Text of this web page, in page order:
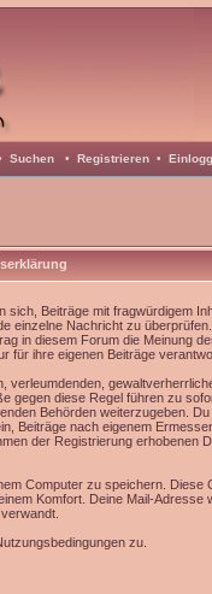
Suchen • Registrieren •
Beiträge mit fragwürdigem
einzelne Nachricht zu
in diesem Forum die Meinung
für ihre eigenen Beiträge
verleumdenden,
gegen diese Regel führen zu
Behörden weiterzugeben.
Beiträge nach eigenem
der Registrierung erhobenen
Computer zu speichern. Diese
Komfort. Deine Mail-Adresse
zu.